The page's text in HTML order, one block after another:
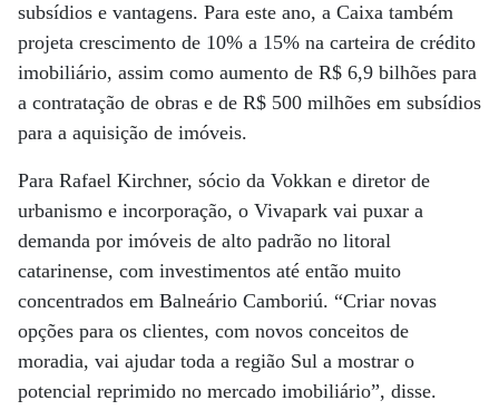
subsídios e vantagens. Para este ano, a Caixa também
projeta crescimento de 10% a 15% na carteira de crédito
imobiliário, assim como aumento de R$ 6,9 bilhões para
a contratação de obras e de R$ 500 milhões em subsídios
para a aquisição de imóveis.
Para Rafael Kirchner, sócio da Vokkan e diretor de
urbanismo e incorporação, o Vivapark vai puxar a
demanda por imóveis de alto padrão no litoral
catarinense, com investimentos até então muito
concentrados em Balneário Camboriú. “Criar novas
opções para os clientes, com novos conceitos de
moradia, vai ajudar toda a região Sul a mostrar o
potencial reprimido no mercado imobiliário”, disse.